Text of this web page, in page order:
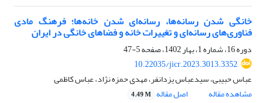
خانگی ‏شدن رسانه‏‌ها، رسانه‌‏ای‏ شدن خانه‌‏ها؛ فرهنگ مادی
فناور‏ی‌های رسانه‌‏ای و تغییرات خانه و فضاهای خانگی در ایران
دوره 16، شماره 1، بهار 1402، صفحه
5-47
10.22035/jicr.2023.3013.3352
عباس حبیبی، سیدعباس یزدانفر، مهدی حمزه نژاد، عباس کاظمی
مشاهده مقاله
اصل مقاله 4.49 M